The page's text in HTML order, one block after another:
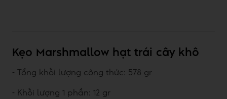
Kẹo Marshmallow hạt trái cây khô
- Tổng khối lượng công thức: 578 gr
- Khối lượng 1 phần: 12 gr